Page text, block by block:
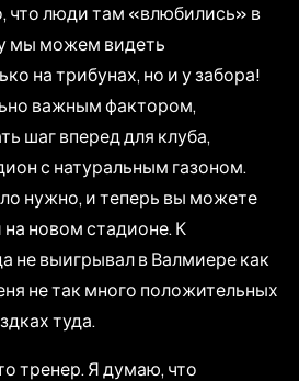
что люди там «влюбились» в
мы можем видеть
на трибунах, но и у забора!
важным фактором,
шаг вперед для клуба,
с натуральным газоном.
нужно, и теперь вы можете
новом стадионе. К
не выигрывал в Валмиере как
не так много положительных
туда.
тренер. Я думаю, что